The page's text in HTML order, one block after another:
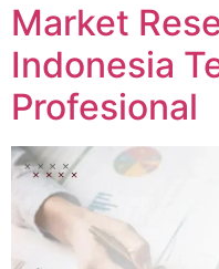
Market
Indonesia
Profesional